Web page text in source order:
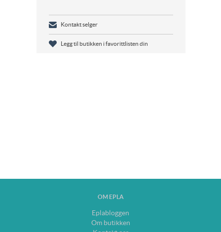
Kontakt selger
Legg til butikken i favorittlisten din
OM EPLA
Eplabloggen
Om butikken